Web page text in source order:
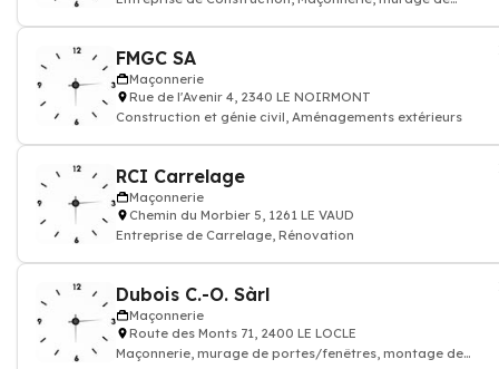
FMGC SA
Maçonnerie
Rue de l'Avenir 4, 2340 LE NOIRMONT
Construction et génie civil, Aménagements extérieurs
RCI Carrelage
Maçonnerie
Chemin du Morbier 5, 1261 LE VAUD
Entreprise de Carrelage, Rénovation
Dubois C.-O. Sàrl
Maçonnerie
Route des Monts 71, 2400 LE LOCLE
Maçonnerie, murage de portes/fenêtres, montage de